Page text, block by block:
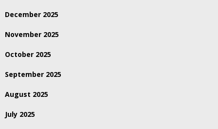
December 2025
November 2025
October 2025
September 2025
August 2025
July 2025